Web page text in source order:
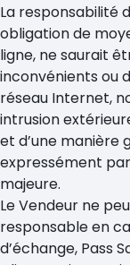
La responsabilité
obligation de
ligne, ne saurait
inconvénients ou
réseau Internet,
intrusion
et d’une manière
expressément
majeure.
Le Vendeur ne
responsable en
d’échange, Pass